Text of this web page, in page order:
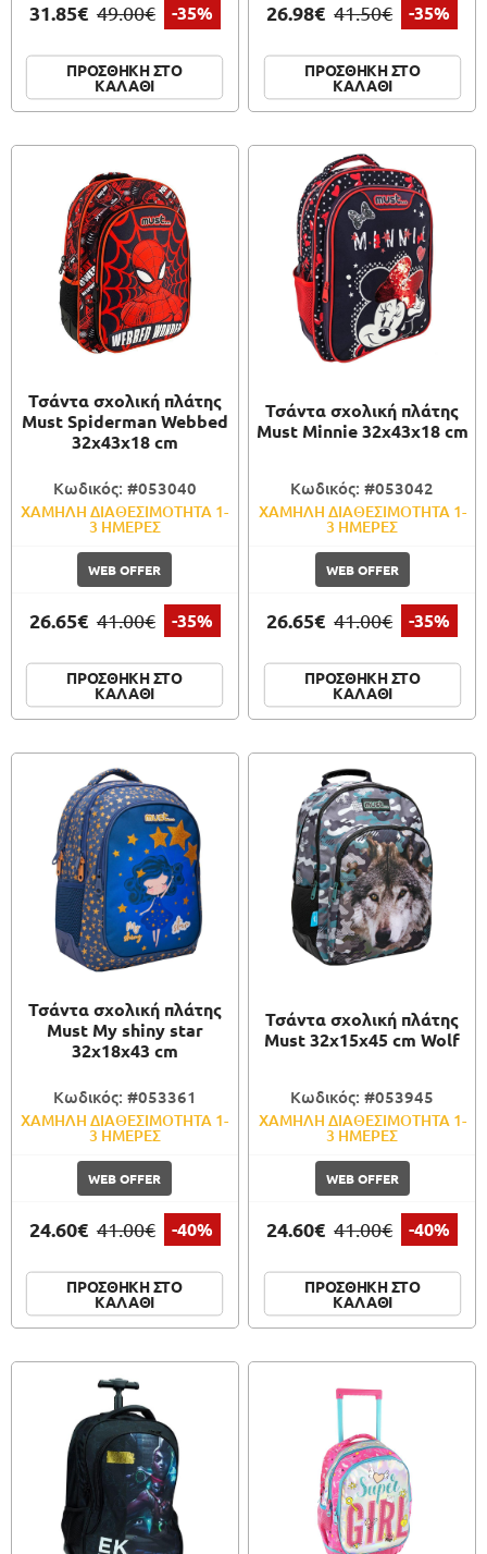
31.85€ 49.00€ -35%
ΠΡΟΣΘΗΚΗ ΣΤΟ
ΚΑΛΑΘΙ
26.98€ 41.50€ -35%
ΠΡΟΣΘΗΚΗ ΣΤΟ
ΚΑΛΑΘΙ
Τσάντα σχολική πλάτης
Must Spiderman Webbed
32x43x18 cm
Κωδικός: #053040
ΧΑΜΗΛΗ ΔΙΑΘΕΣΙΜΟΤΗΤΑ 1-
3 ΗΜΕΡΕΣ
WEB OFFER
26.65€ 41.00€ -35%
ΠΡΟΣΘΗΚΗ ΣΤΟ
ΚΑΛΑΘΙ
Τσάντα σχολική πλάτης
Must Minnie 32x43x18 cm
Κωδικός: #053042
ΧΑΜΗΛΗ ΔΙΑΘΕΣΙΜΟΤΗΤΑ 1-
3 ΗΜΕΡΕΣ
WEB OFFER
26.65€ 41.00€ -35%
ΠΡΟΣΘΗΚΗ ΣΤΟ
ΚΑΛΑΘΙ
Τσάντα σχολική πλάτης
Must My shiny star
32x18x43 cm
Κωδικός: #053361
ΧΑΜΗΛΗ ΔΙΑΘΕΣΙΜΟΤΗΤΑ 1-
3 ΗΜΕΡΕΣ
WEB OFFER
24.60€ 41.00€ -40%
ΠΡΟΣΘΗΚΗ ΣΤΟ
ΚΑΛΑΘΙ
Τσάντα σχολική πλάτης
Must 32x15x45 cm Wolf
Κωδικός: #053945
ΧΑΜΗΛΗ ΔΙΑΘΕΣΙΜΟΤΗΤΑ 1-
3 ΗΜΕΡΕΣ
WEB OFFER
24.60€ 41.00€ -40%
ΠΡΟΣΘΗΚΗ ΣΤΟ
ΚΑΛΑΘΙ